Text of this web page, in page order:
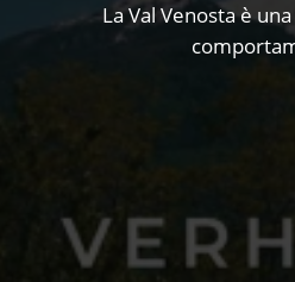
La Val Venosta è